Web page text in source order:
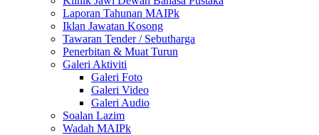
Laporan Tahunan MAIPk
Iklan Jawatan Kosong
Tawaran Tender / Sebutharga
Penerbitan & Muat Turun
Galeri Aktiviti
Galeri Foto
Galeri Video
Galeri Audio
Soalan Lazim
Wadah MAIPk